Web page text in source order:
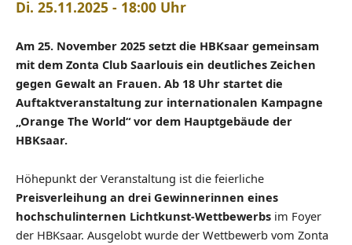
Di. 25.11.2025 - 18:00 Uhr
Am 25. November 2025 setzt die HBKsaar gemeinsam
mit dem Zonta Club Saarlouis ein deutliches Zeichen
gegen Gewalt an Frauen. Ab 18 Uhr startet die
Auftaktveranstaltung zur internationalen Kampagne
„Orange The World“ vor dem Hauptgebäude der
HBKsaar.
Höhepunkt der Veranstaltung ist die feierliche
Preisverleihung an drei Gewinnerinnen eines
hochschulinternen Lichtkunst-Wettbewerbs im Foyer
der HBKsaar. Ausgelobt wurde der Wettbewerb vom Zonta